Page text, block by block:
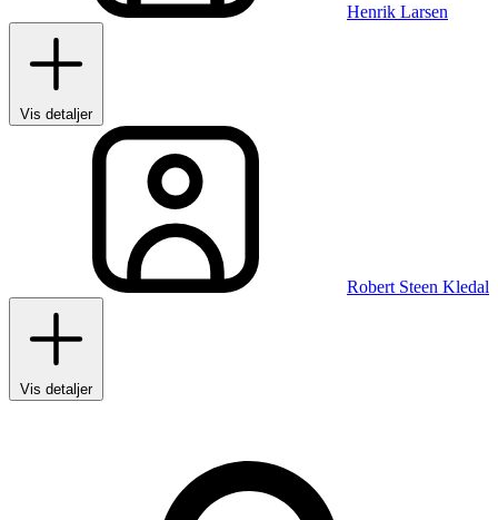
Henrik Larsen
Vis detaljer
Robert Steen Kledal
Vis detaljer